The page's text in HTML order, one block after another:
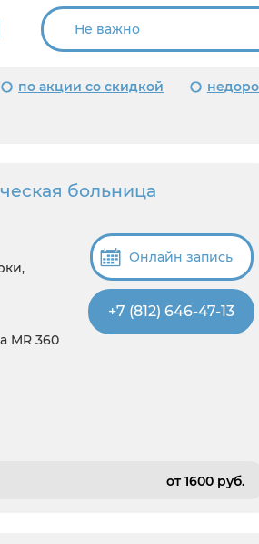
по акции со скидкой
больница
MR 360
Онлайн запись
+7 (812) 646-47-13
от 1600 pуб.